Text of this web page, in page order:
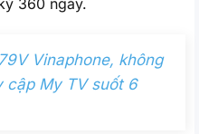
360 ngày.
Vinaphone, không
cập My TV suốt 6